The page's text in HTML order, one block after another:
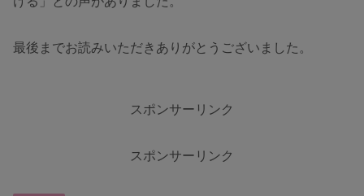
最後までお読みいただきありがとうございました。
スポンサーリンク
スポンサーリンク